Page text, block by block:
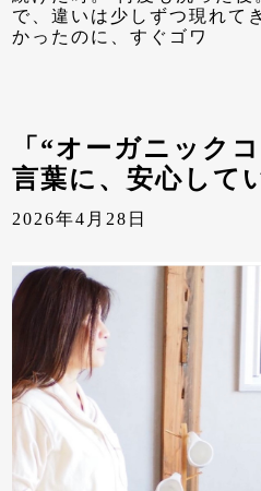
で、違いは少しずつ現れて
かったのに、すぐゴワ
「“オーガニック
言葉に、安心して
2026年4月28日